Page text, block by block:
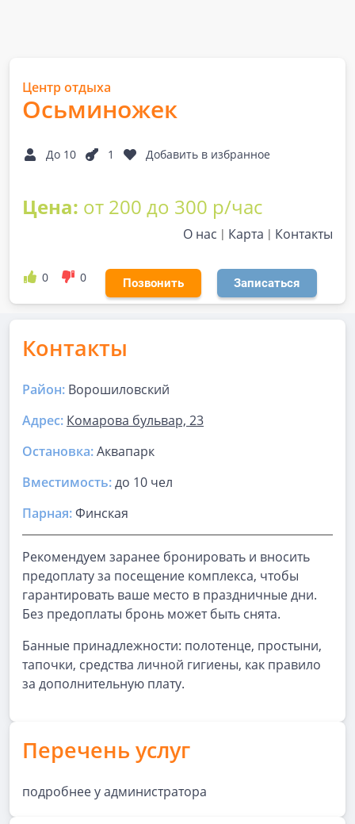
Центр отдыха
Осьминожек
До 10 1 Добавить в избранное
Цена: от 200 до 300 р/час
О нас Карта Контакты
0 0 Позвонить Записаться
Контакты
Район: Ворошиловский
Адрес: Комарова бульвар, 23
Остановка:Аквапарк
Вместимость:до 10 чел
Парная:Финская
Рекомендуем заранее бронировать и вносить
предоплату за посещение комплекса, чтобы
гарантировать ваше место в праздничные дни.
Без предоплаты бронь может быть снята.
Банные принадлежности: полотенце, простыни,
тапочки, средства личной гигиены, как правило
за дополнительную плату.
Перечень услуг
подробнее у администратора